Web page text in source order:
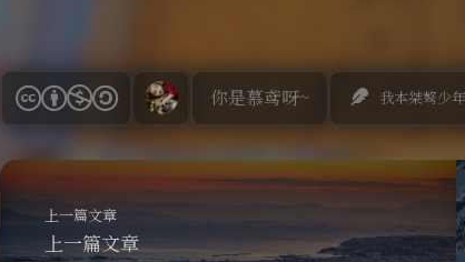
你是慕鸢呀~ 我本桀骜少
上一篇文章
上一篇文章